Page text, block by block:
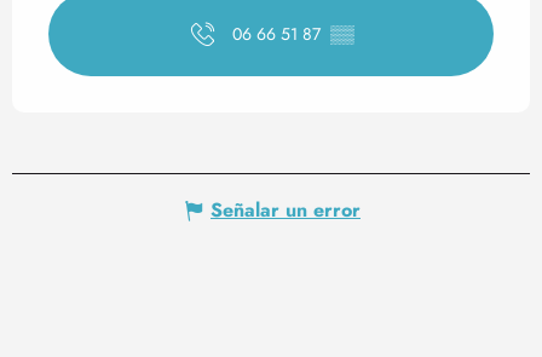
06 66 51 87 ▒▒
Señalar un error